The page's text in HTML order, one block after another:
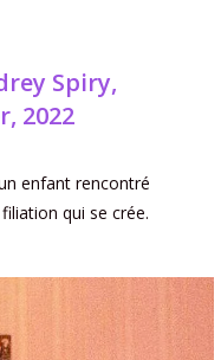
Spiry,
2022
enfant rencontré
qui se crée.